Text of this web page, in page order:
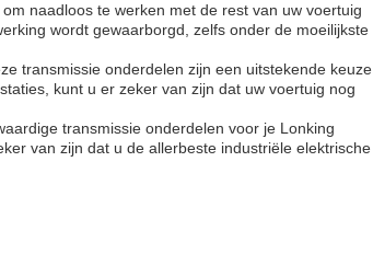
naadloos te werken met de rest van uw voertuig
wordt gewaarborgd, zelfs onder de moeilijkste
transmissie onderdelen zijn een uitstekende keuze
kunt u er zeker van zijn dat uw voertuig nog
transmissie onderdelen voor je Lonking
van zijn dat u de allerbeste industriële elektrische